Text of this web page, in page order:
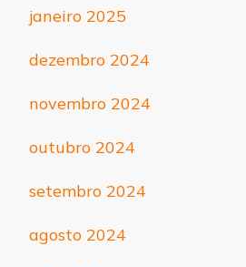
janeiro 2025
dezembro 2024
novembro 2024
outubro 2024
setembro 2024
agosto 2024